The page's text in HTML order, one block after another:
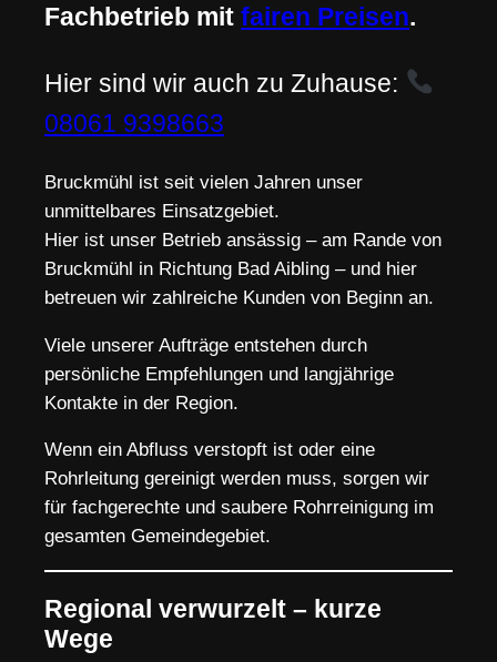
Fachbetrieb mit fairen Preisen.
Hier sind wir auch zu Zuhause:
08061 9398663
Bruckmühl ist seit vielen Jahren unser
unmittelbares Einsatzgebiet.
Hier ist unser Betrieb ansässig – am Rande von
Bruckmühl in Richtung Bad Aibling – und hier
betreuen wir zahlreiche Kunden von Beginn an.
Viele unserer Aufträge entstehen durch
persönliche Empfehlungen und langjährige
Kontakte in der Region.
Wenn ein Abfluss verstopft ist oder eine
Rohrleitung gereinigt werden muss, sorgen wir
für fachgerechte und saubere Rohrreinigung im
gesamten Gemeindegebiet.
Regional verwurzelt – kurze
Wege